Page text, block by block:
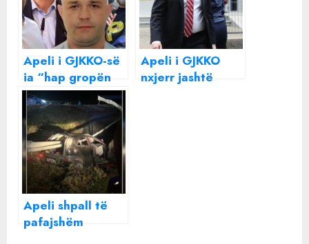
Apeli i GJKKO-së
ia “hap gropën
më të thellë”
drejtorëve të
Veliajt: Hetoni
nëse….!
Apeli i GJKKO
nxjerr jashtë
Apeli shpall të
pafajshëm